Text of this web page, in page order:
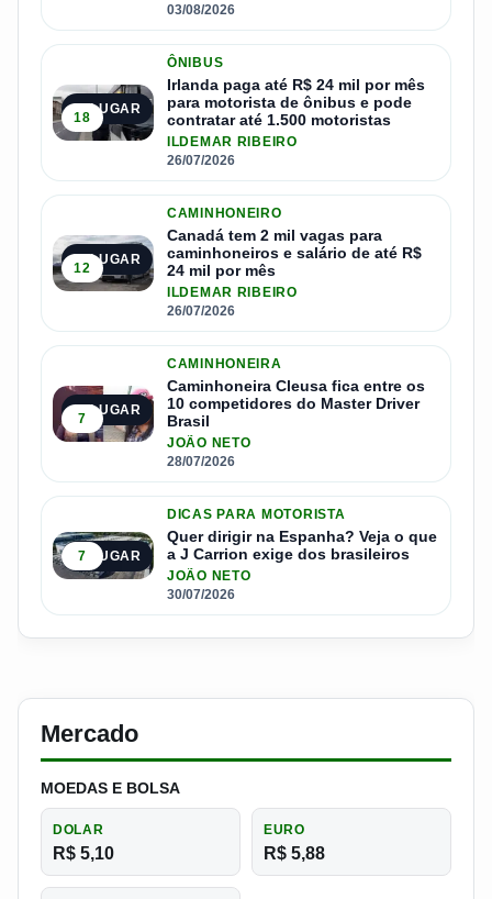
03/08/2026
2º LUGAR
18
ÔNIBUS
Irlanda paga até R$ 24 mil por mês
para motorista de ônibus e pode
contratar até 1.500 motoristas
ILDEMAR RIBEIRO
26/07/2026
3º LUGAR
12
CAMINHONEIRO
Canadá tem 2 mil vagas para
caminhoneiros e salário de até R$
24 mil por mês
ILDEMAR RIBEIRO
26/07/2026
4º LUGAR
7
CAMINHONEIRA
Caminhoneira Cleusa fica entre os
10 competidores do Master Driver
Brasil
JOÃO NETO
28/07/2026
5º LUGAR
7
DICAS PARA MOTORISTA
Quer dirigir na Espanha? Veja o que
a J Carrion exige dos brasileiros
JOÃO NETO
30/07/2026
Mercado
MOEDAS E BOLSA
DOLAR
R$ 5,10
EURO
R$ 5,88